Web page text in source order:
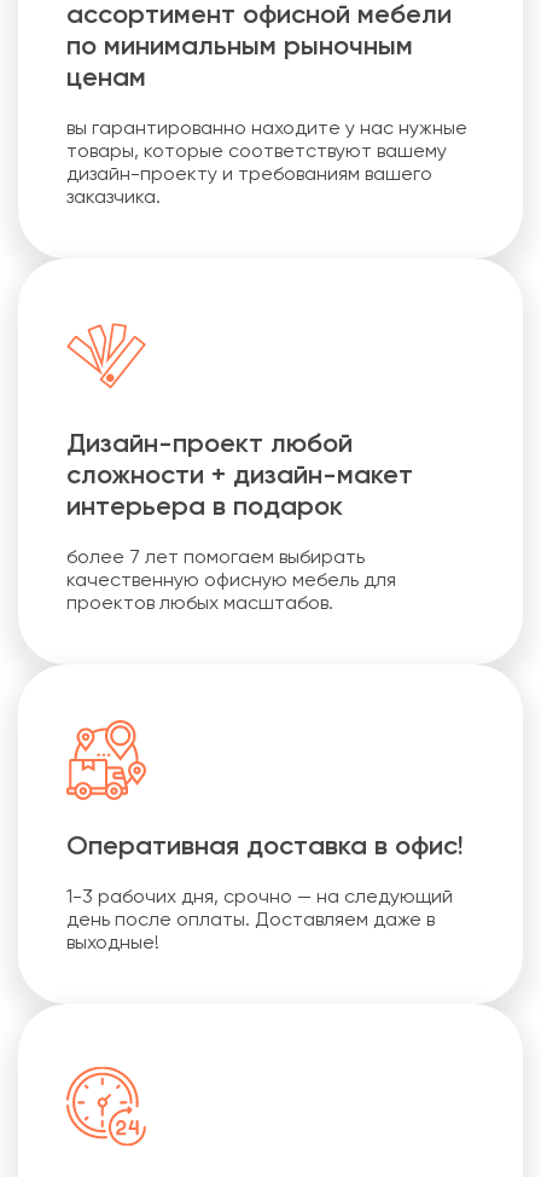
ассортимент офисной мебели
по минимальным рыночным
ценам
вы гарантированно находите у нас нужные
товары, которые соответствуют вашему
дизайн-проекту и требованиям вашего
заказчика.
Дизайн-проект любой
сложности + дизайн-макет
интерьера в подарок
более 7 лет помогаем выбирать
качественную офисную мебель для
проектов любых масштабов.
Оперативная доставка в офис!
1-3 рабочих дня, срочно — на следующий
день после оплаты. Доставляем даже в
выходные!